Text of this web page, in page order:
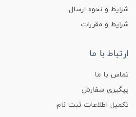
شرایط و نحوه ارسال
شرایط و مقررات
ارتباط با ما
تماس با ما
پیگیری سفارش
تکمیل اطلاعات ثبت نام